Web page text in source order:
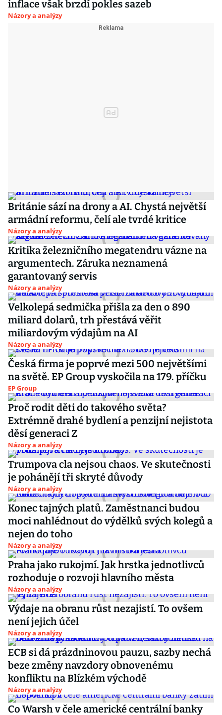
inflace však brzdí pokles sazeb
Názory a analýzy
Británie sází na drony a AI. Chystá největší
armádní reformu, čelí ale tvrdé kritice
Názory a analýzy
Kritika železničního megatendru vázne na
argumentech. Záruka neznamená
garantovaný servis
Názory a analýzy
Velkolepá sedmička přišla za den o 890
miliard dolarů, trh přestává věřit
miliardovým výdajům na AI
Názory a analýzy
Česká firma je poprvé mezi 500 největšími
na světě. EP Group vyskočila na 179. příčku
EP Group
Proč rodit děti do takového světa?
Extrémně drahé bydlení a penzijní nejistota
děsí generaci Z
Názory a analýzy
Trumpova cla nejsou chaos. Ve skutečnosti
je pohánějí tři skryté důvody
Názory a analýzy
Konec tajných platů. Zaměstnanci budou
moci nahlédnout do výdělků svých kolegů a
nejen do toho
Názory a analýzy
Praha jako rukojmí. Jak hrstka jednotlivců
rozhoduje o rozvoji hlavního města
Názory a analýzy
Výdaje na obranu růst nezajistí. To ovšem
není jejich účel
Názory a analýzy
ECB si dá prázdninovou pauzu, sazby nechá
beze změny navzdory obnovenému
konfliktu na Blízkém východě
Názory a analýzy
Co Warsh v čele americké centrální banky